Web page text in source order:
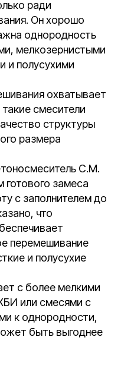
ради
Он хорошо
однородность
мелкозернистыми
и полусухими
охватывает
смесители
структуры
размера
С.М.
замеса
с заполнителем до
что
перемешивание
и полусухие
с более мелкими
или смесями с
к однородности,
быть выгоднее